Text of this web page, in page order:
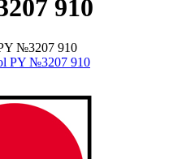
910
№3207 910